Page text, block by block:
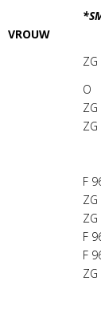
VROUW
O
ZG
ZG
F
ZG
F
F
ZG